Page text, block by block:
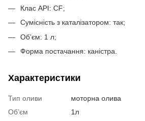
Клас API: CF;
Сумісність з каталізатором: так;
Об’єм: 1 л;
Форма постачання: каністра.
Характеристики
Тип оливи
моторна олива
Об’єм
1л